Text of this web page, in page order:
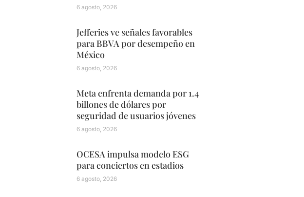
6 agosto, 2026
Jefferies ve señales favorables
para BBVA por desempeño en
México
6 agosto, 2026
Meta enfrenta demanda por 1.4
billones de dólares por
seguridad de usuarios jóvenes
6 agosto, 2026
OCESA impulsa modelo ESG
para conciertos en estadios
6 agosto, 2026